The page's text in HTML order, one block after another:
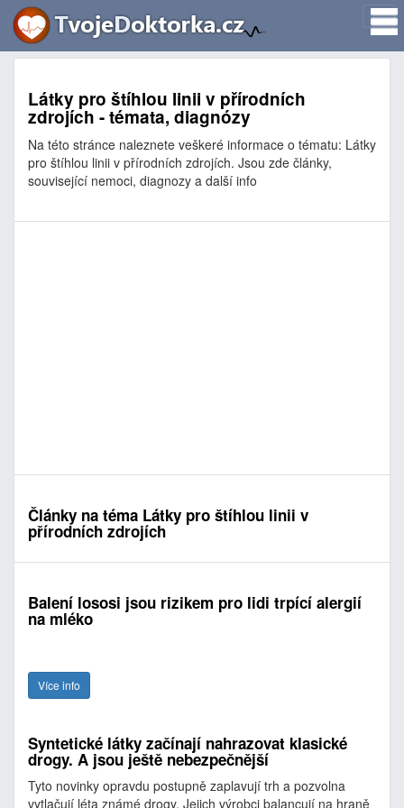
Látky pro štíhlou linii v přírodních
zdrojích - témata, diagnózy
Na této stránce naleznete veškeré informace o tématu: Látky
pro štíhlou linii v přírodních zdrojích. Jsou zde články,
související nemoci, diagnozy a další info
Články na téma Látky pro štíhlou linii v
přírodních zdrojích
Balení lososi jsou rizikem pro lidi trpící alergií
na mléko
Více info
Syntetické látky začínají nahrazovat klasické
drogy. A jsou ještě nebezpečnější
Tyto novinky opravdu postupně zaplavují trh a pozvolna
vytlačují léta známé drogy. Jejich výrobci balancují na hraně